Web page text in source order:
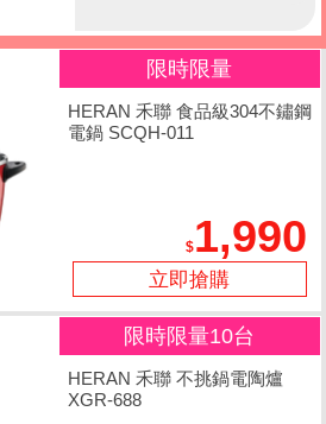
限時限量
HERAN 禾聯 食品級304不鏽鋼
電鍋 SCQH-011
1,990
立即搶購
限時限量10台
HERAN 禾聯 不挑鍋電陶爐
XGR-688